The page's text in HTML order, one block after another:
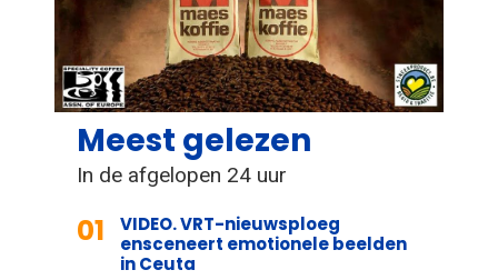
Meest gelezen
In de afgelopen 24 uur
01
VIDEO. VRT-nieuwsploeg
ensceneert emotionele beelden
in Ceuta